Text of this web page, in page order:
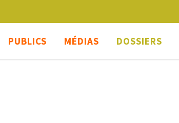
PUBLICS MÉDIAS DOSSIERS